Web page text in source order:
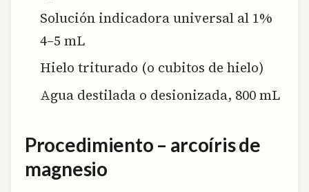
Solución indicadora universal al 1%
4–5 mL
Hielo triturado (o cubitos de hielo)
Agua destilada o desionizada, 800 mL
Procedimiento – arcoíris de
magnesio